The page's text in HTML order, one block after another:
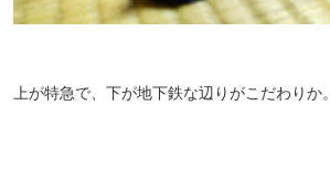
上が特急で、下が地下鉄な辺りがこだわりか。